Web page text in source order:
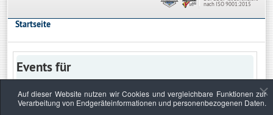
nach ISO 9001:2015
Startseite
Events für
Auf dieser Website nutzen wir Cookies und vergleichbare Funktionen zur
Verarbeitung von Endgeräteinformationen und personenbezogenen Daten.